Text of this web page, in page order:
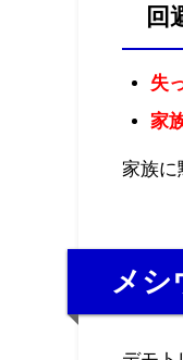
回
失
家
家族に
メシ